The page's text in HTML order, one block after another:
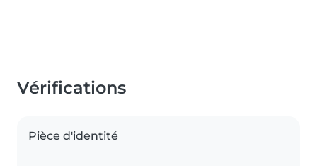
Vérifications
Pièce d'identité